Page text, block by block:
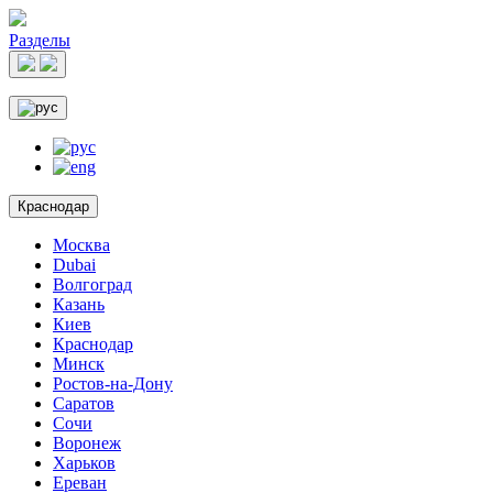
Разделы
Краснодар
Москва
Dubai
Волгоград
Казань
Киев
Краснодар
Минск
Ростов-на-Дону
Саратов
Сочи
Воронеж
Харьков
Ереван